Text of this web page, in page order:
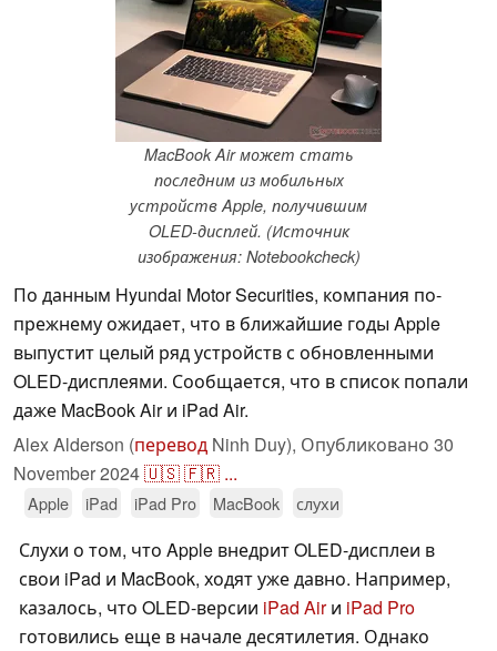
MacBook Air может стать
последним из мобильных
устройств Apple, получившим
OLED-дисплей. (Источник
изображения: Notebookcheck)
По данным Hyundai Motor Securities, компания по-
прежнему ожидает, что в ближайшие годы Apple
выпустит целый ряд устройств с обновленными
OLED-дисплеями. Сообщается, что в список попали
даже MacBook Air и iPad Air.
Alex Alderson (перевод Ninh Duy), Опубликовано 30
November 2024🇺🇸🇫🇷 ...
Apple iPad iPad Pro MacBook слухи
Слухи о том, что Apple внедрит OLED-дисплеи в
свои iPad и MacBook, ходят уже давно. Например,
казалось, что OLED-версии iPad Airи iPad Pro
готовились еще в начале десятилетия. Однако